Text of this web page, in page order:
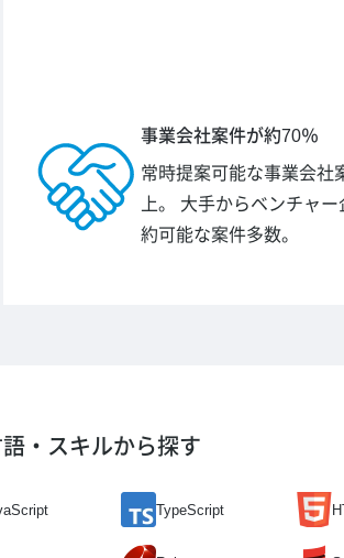
事業会社案件が約70％
常時提案可能な事業会社
上。 大手からベンチャ
約可能な案件多数。
語・スキルから探す
TypeScript